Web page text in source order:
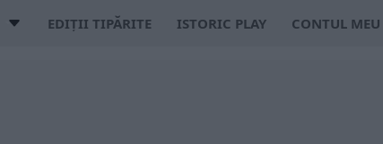
EDIȚII TIPĂRITE ISTORIC PLAY CONTUL MEU